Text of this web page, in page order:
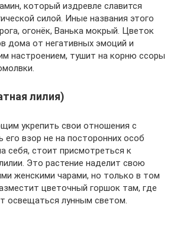
который издревле славится
силой. Иные названия этого
огонёк, Ванька мокрый. Цветок
дома от негативных эмоций и
настроением, тушит на корню ссоры
лилия)
укрепить свои отношения с
его взор не на посторонних особ
себя, стоит присмотреться к
Это растение наделит свою
женскими чарами, но только в том
цветочный горшок там, где
освещаться лунным светом.